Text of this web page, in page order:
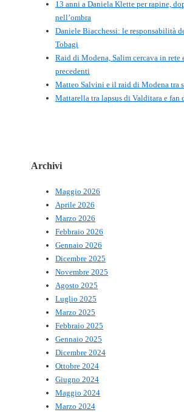
13 anni a Daniela Klette per rapine,
nell’ombra
Daniele Biacchessi: le responsabilità
Tobagi
Raid di Modena, Salim cercava in rete
precedenti
Matteo Salvini e il raid di Modena tra
Mattarella tra lapsus di Valditara e fan
Archivi
Maggio 2026
Aprile 2026
Marzo 2026
Febbraio 2026
Gennaio 2026
Dicembre 2025
Novembre 2025
Agosto 2025
Luglio 2025
Marzo 2025
Febbraio 2025
Gennaio 2025
Dicembre 2024
Ottobre 2024
Giugno 2024
Maggio 2024
Marzo 2024